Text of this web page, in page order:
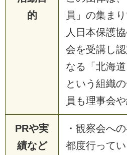
的
員」の集ま
人日本保護
会を受講し
なる「北海
という組織
員も理事会
PRや実
績など
・観察会へ
都度行ってい